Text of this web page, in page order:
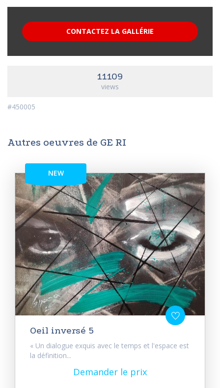
CONTACTEZ LA GALLÉRIE
11109
views
#450005
Autres oeuvres de GE RI
NEW
Oeil inversé 5
« Un dialogue exquis avec le temps et l'espace est
la définition...
Demander le prix